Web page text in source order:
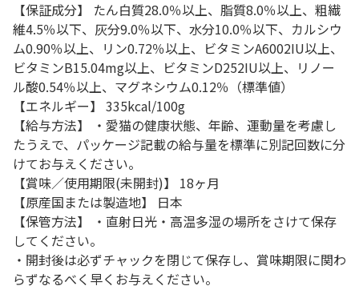
【保証成分】 たん白質28.0％以上、脂質8.0％以上、粗繊
維4.5％以下、灰分9.0％以下、水分10.0％以下、カルシウ
ム0.90％以上、リン0.72％以上、ビタミンA6002IU以上、
ビタミンB15.04mg以上、ビタミンD252IU以上、リノー
ル酸0.54％以上、マグネシウム0.12％（標準値）
【エネルギー】 335kcal/100g
【給与方法】 ・愛猫の健康状態、年齢、運動量を考慮し
たうえで、パッケージ記載の給与量を標準に別記回数に分
けてお与えください。
【賞味／使用期限(未開封)】 18ヶ月
【原産国または製造地】 日本
【保管方法】 ・直射日光・高温多湿の場所をさけて保存
してください。
・開封後は必ずチャックを閉じて保存し、賞味期限に関わ
らずなるべく早くお与えください。